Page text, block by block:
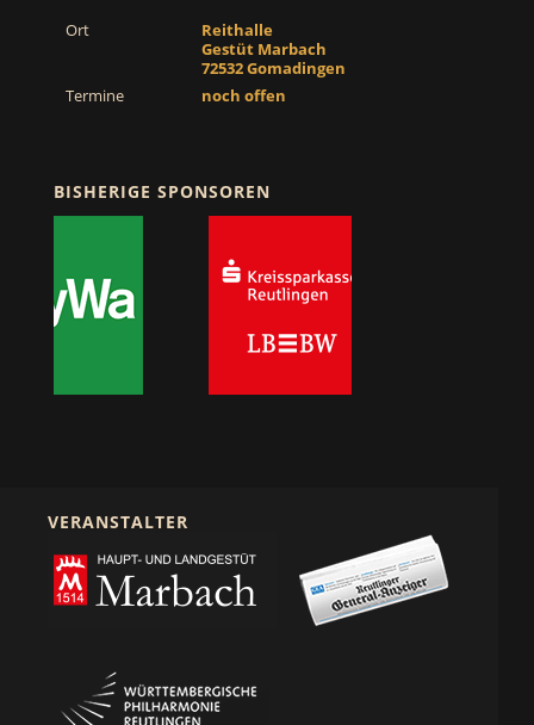
Ort
Reithalle
Gestüt Marbach
72532 Gomadingen
Termine
noch offen
BISHERIGE SPONSOREN
VERANSTALTER